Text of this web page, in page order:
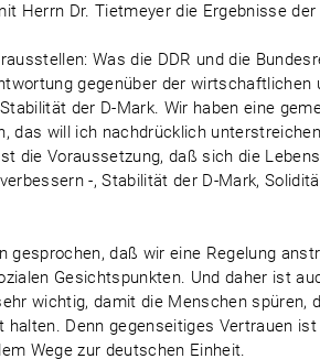
Herrn Dr. Tietmeyer die Ergebnisse
Was die DDR und die
gegenüber der wirtschaftlichen
der D-Mark. Wir haben eine
das will ich nachdrücklich
die Voraussetzung, daß sich die
-, Stabilität der D-Mark,
gesprochen, daß wir eine Regelung
Gesichtspunkten. Und daher ist
wichtig, damit die Menschen spüren,
halten. Denn gegenseitiges Vertrauen
Wege zur deutschen Einheit.